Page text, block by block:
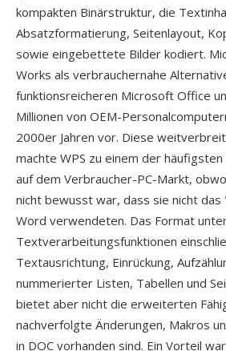
kompakten Binärstruktur, die
Absatzformatierung, Seitenlayout,
sowie eingebettete Bilder kodiert.
Works als verbrauchernahe
funktionsreicheren Microsoft Office
Millionen von OEM-
2000er Jahren vor. Diese
machte WPS zu einem der
auf dem Verbraucher-PC-Markt,
nicht bewusst war, dass sie nicht
Word verwendeten. Das Format
Textverarbeitungsfunktionen
Textausrichtung, Einrückung,
nummerierter Listen, Tabellen und
bietet aber nicht die erweiterten
nachverfolgte Änderungen, Makros
in DOC vorhanden sind. Ein Vorteil